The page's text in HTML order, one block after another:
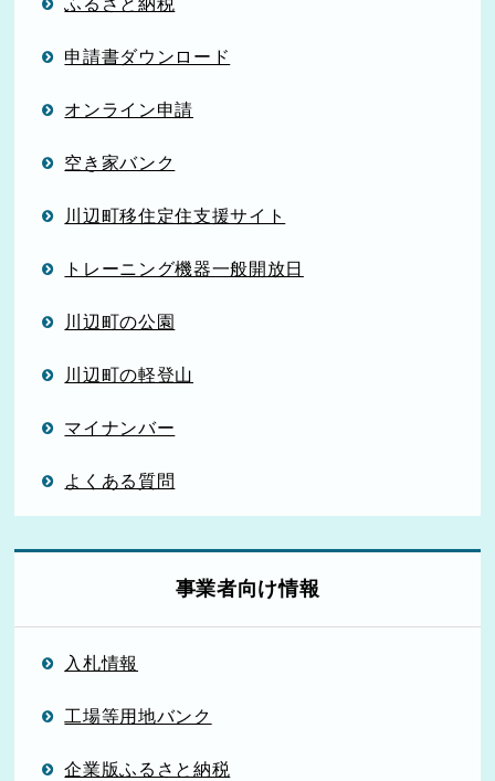
申請書ダウンロード
オンライン申請
空き家バンク
川辺町移住定住支援サイト
トレーニング機器一般開放日
川辺町の公園
川辺町の軽登山
マイナンバー
よくある質問
事業者向け情報
入札情報
工場等用地バンク
企業版ふるさと納税